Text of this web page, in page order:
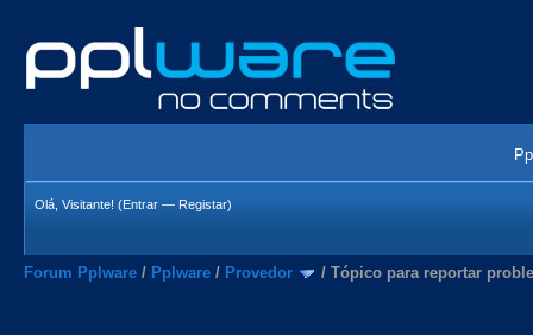
Olá, Visitante! (Entrar — Registar)
Forum Pplware / Pplware / Provedor / Tópico para reportar